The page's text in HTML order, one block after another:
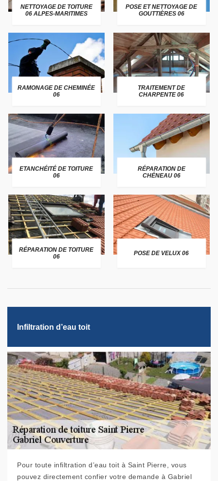
NETTOYAGE DE TOITURE
06 ALPES-MARITIMES
POSE ET NETTOYAGE DE
GOUTTIÈRES 06
RAMONAGE DE CHEMINÉE
06
TRAITEMENT DE
CHARPENTE 06
ETANCHÉITÉ DE TOITURE
06
RÉPARATION DE
CHÉNEAU 06
RÉPARATION DE TOITURE
06
POSE DE VELUX 06
Infiltration d’eau toit
Pour toute infiltration d’eau toit à Saint Pierre, vous
pouvez directement confier votre demande à Gabriel